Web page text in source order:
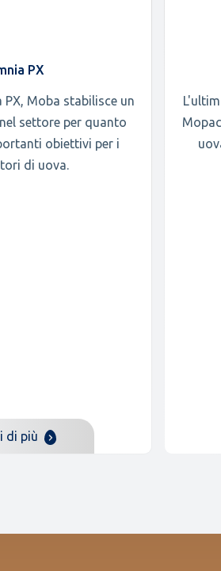
PX
PX, Moba stabilisce un
settore per quanto
obiettivi per i
di uova.
di più